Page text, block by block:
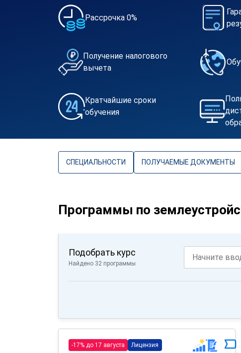
Рассрочка 0%
Получение налогового
вычета
Кратчайшие сроки
обучения
СПЕЦИАЛЬНОСТИ ПОЛУЧАЕМЫЕ ДОКУМЕНТЫ
Программы по
Подобрать курс
Найдено 32 программы
-17% до 17 августа Лицензия